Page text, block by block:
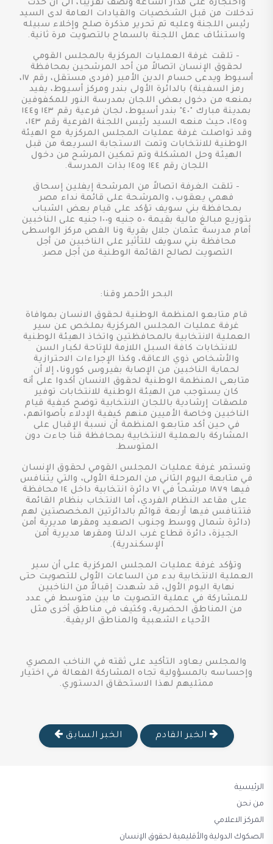
واحتجازه على مدار الساعة ونصف تقريباً، الى أن حدث
تدخلات من قبل الشخصيات والقيادات العامة لدى السيد
رئيس اللجنة وعليه تم تحرير مذكرة صلح وإخلاء سبيله
واستنئاف عمل اللجنة بالسماح بالتصويت مرة ثانية.
- تلقت غرفة العمليات المركزية بالمجلس القومي
لحقوق الإنسان اتصالاً من أحد المرشحين بمحافظة
أسيوط ويدعى حسام الدين الأمير (فردى مستقل، رقم ١٧،
رمز السفينة) بالدائرة الأولى بندر ومركز أسيوط، يفيد
بمنعه من دخول بعض اللجان بمدرسة النور للمكفوفين
بمدينة مبارك "٤٠" بندر أسيوط، لجان فرعية رقم ١٤٣ و١٤٤
و١٤٥، حيث منعه السيد رئيس اللجنة الفرعية رقم ١٤٣،
وقد تواصلت غرفة عمليات المجلس المركزية مع الهيئة
الوطنية للانتخابات وتمت الاستجابة السريعة من قبل
الهيئة وحل المشكلة وتم تمكين المرشح من دخول
اللجان رقم ١٤٤ و١٤٥ بذات المدرسة.
- تلقت الغرفة اتصالاً من المرشحة إيفلين إسحاق
فهمي يعقوب، والمرشحة على قائمة نداء مصر
بمحافظة بني سويف تؤكد على قيام بعض الشباب
بتوزيع مبالغ مالية بقيمة ٥٠ جنيه و١٠٠ جنيه على الناخبين
أمام مدرسة عثمان جلال بقرية ونا الفص مركز الواسطى
محافظة بني سويف للتأثير على الناخبين من أجل
التصويت لصالح القائمة الوطنية من أجل مصر.
البحر الأحمر وقنا:
قام متابعو المنظمة الوطنية لحقوق الانسان بموافاة
غرفة عمليات المجلس المركزية بملخص عن سير
العملية الانتخابية بالمحافظتين واتخاذ الهيئة الوطنية
للانتخابات كافة السبل اللازمة للإتاحة لكبار السن
والأشخاص ذوي الاعاقة، وكذا الإجراءات الاحترازية
لحماية الناخبين من الإصابة بفيروس كورونا، إلا أن
متابعى المنظمة الوطنية لحقوق الانسان أكدوا على أنه
كان يستوجب من الهيئة الوطنية للانتخابات توفير
ملصقات إرشادية باللجان الانتخابية توضح كيفية قيام
الناخبين وخاصة الأميين منهم كيفية الإدلاء بأصواتهم،
في حين أكد متابعو المنظمة أن نسبة الإقبال على
المشاركة بالعملية الانتخابية بمحافظة قنا جاءت دون
المتوسط.
وتستمر غرفة عمليات المجلس القومي لحقوق الإنسان
في متابعة اليوم الثاني من المرحلة الأولى، والتي يتنافس
فيها ١٨٧٩ مرشحاً في ٧١ دائرة انتخابية داخل ١٤ محافظة
على مقاعد النظام الفردي، أما الانتخاب بنظام القائمة
فتتنافس فيها أربعة قوائم بالدائرتين المخصصتين لهم
(دائرة شمال ووسط وجنوب الصعيد ومقرها مديرية أمن
الجيزة، دائرة قطاع غرب الدلتا ومقرها مديرية أمن
الإسكندرية).
وتؤكد غرفة عمليات المجلس المركزية على أن سير
العملية الانتخابية بدء من الساعات الأولى للتصويت حتى
نهاية اليوم الأول، قد شهدت إقبالاً من الناخبين
للمشاركة في عملية التصويت ما بين متوسط في عدد
من المناطق الحضرية، وكثيف في مناطق أخرى مثل
الأحياء الشعبية والمناطق الريفية.
والمجلس يعاود التأكيد على ثقته في الناخب المصري
وإحساسه بالمسؤولية تجاه المشاركة الفعالة في اختيار
ممثليهم لهذا الاستحقاق الدستوري.
الخبر القادم الخبر السابق
الرئيسية
من نحن
المركز الاعلامي
الصكوك الدولية والأقليمية لحقوق الإنسان